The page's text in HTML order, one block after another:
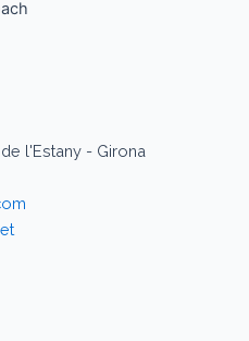
l'Estany - Girona